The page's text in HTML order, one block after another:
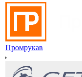
Промрукав